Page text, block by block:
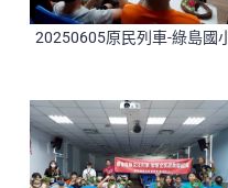
20250605原民列車-綠島國